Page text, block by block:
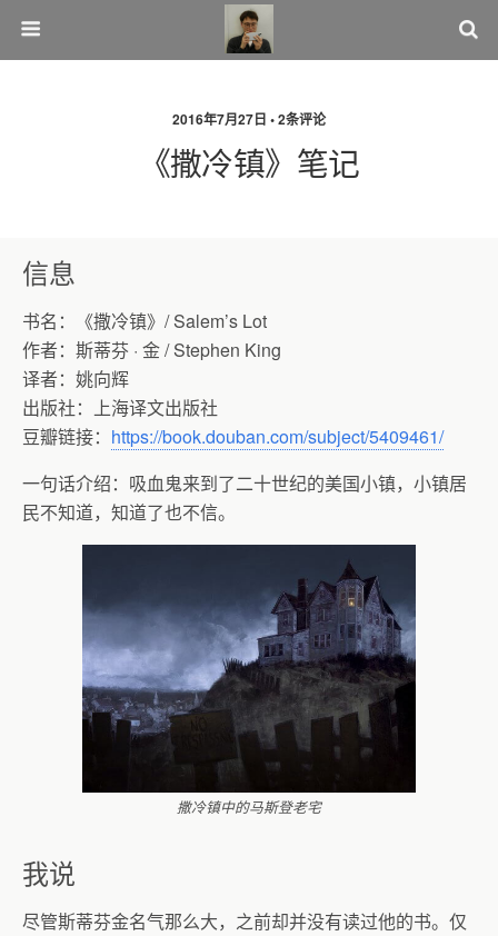
2016年7月27日 • 2条评论
《撒冷镇》笔记
信息
书名：《撒冷镇》 /Salem’s Lot
作者：斯蒂芬 · 金/ Stephen King
译者：姚向辉
出版社：上海译文出版社
豆瓣链接： https://book.douban.com/subject/5409461/
一句话介绍：吸血鬼来到了二十世纪的美国小镇，小镇居
民不知道，知道了也不信。
撒冷镇中的马斯登老宅
我说
尽管斯蒂芬金名气那么大，之前却并没有读过他的书。仅